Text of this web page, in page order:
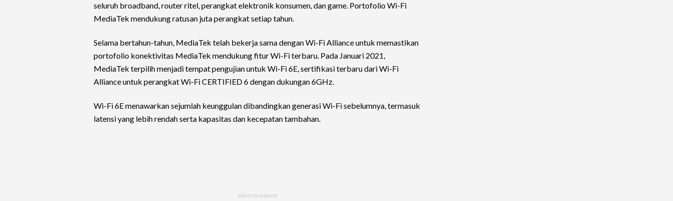
seluruh broadband, router ritel, perangkat elektronik konsumen, dan game. Portofolio Wi-Fi
MediaTek mendukung ratusan juta perangkat setiap tahun.
Selama bertahun-tahun, MediaTek telah bekerja sama dengan Wi-Fi Alliance untuk memastikan
portofolio konektivitas MediaTek mendukung fitur Wi-Fi terbaru. Pada Januari 2021,
MediaTek terpilih menjadi tempat pengujian untuk Wi-Fi 6E, sertifikasi terbaru dari Wi-Fi
Alliance untuk perangkat Wi-Fi CERTIFIED 6 dengan dukungan 6GHz.
Wi-Fi 6E menawarkan sejumlah keunggulan dibandingkan generasi Wi-Fi sebelumnya, termasuk
latensi yang lebih rendah serta kapasitas dan kecepatan tambahan.